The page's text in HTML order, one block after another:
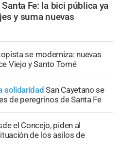
Santa Fe: la bici pública ya
y suma nuevas
se moderniza: nuevas
Viejo y Santo Tomé
solidaridad San Cayetano se
de peregrinos de Santa Fe
el Concejo, piden al
de los asilos de